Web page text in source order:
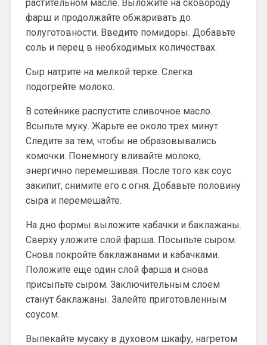
растительном масле. Выложите на сковороду
фарш и продолжайте обжаривать до
полуготовности. Введите помидоры. Добавьте
соль и перец в необходимых количествах.
Сыр натрите на мелкой терке. Слегка
подогрейте молоко.
В сотейнике распустите сливочное масло.
Всыпьте муку. Жарьте ее около трех минут.
Следите за тем, чтобы не образовывались
комочки. Понемногу вливайте молоко,
энергично перемешивая. После того как соус
закипит, снимите его с огня. Добавьте половину
сыра и перемешайте.
На дно формы выложите кабачки и баклажаны.
Сверху уложите слой фарша. Посыпьте сыром.
Снова покройте баклажанами и кабачками.
Положите еще один слой фарша и снова
присыпьте сыром. Заключительным слоем
станут баклажаны. Залейте приготовленным
соусом.
Выпекайте мусаку в духовом шкафу, нагретом